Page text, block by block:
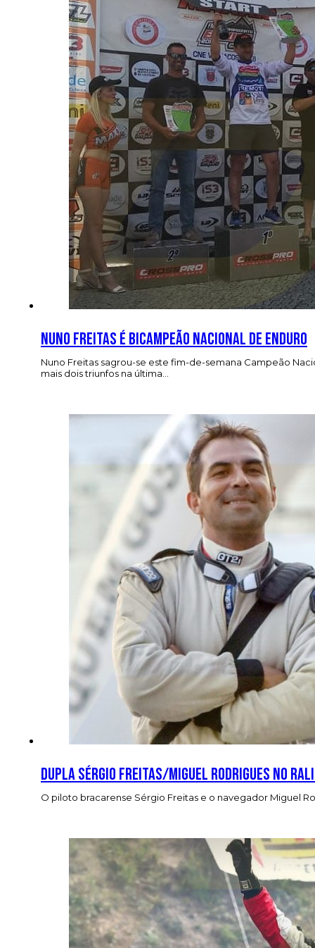
Nuno Freitas é bicampeão nacional de Enduro
Nuno Freitas sagrou-se este fim-de-semana Campeão
mais dois triunfos na última…
Dupla Sérgio Freitas/Miguel Rodrigues no
O piloto bracarense Sérgio Freitas e o navegador Miguel